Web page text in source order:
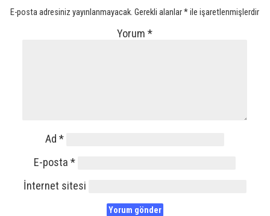
E-posta adresiniz yayınlanmayacak. Gerekli alanlar*ile işaretlenmişlerdir
Yorum*
Ad*
E-posta*
İnternet sitesi